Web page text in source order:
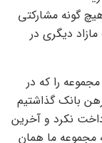
گونه مشارکتی
دیگری در
مازاد 35 درصد این مجموعه را که در
در رهن بانک گذاشتیم
نکرد و آخرین
مربوط به سال 1395 بود که مجموعه ما همان